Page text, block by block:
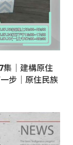
集｜建構原住
步｜原住民族